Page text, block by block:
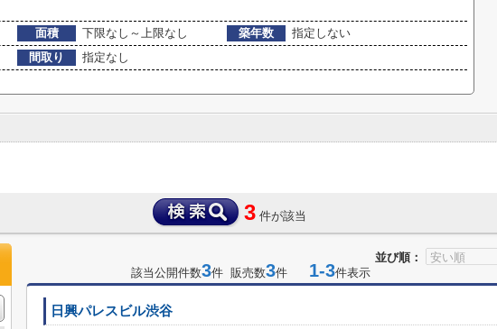
面積 下限なし～上限なし 築年数
指定しない
間取り
指定なし
3 件が該当
並び順：
該当公開件数3件 販売数3件 1-3件表示
日興パレスビル渋谷